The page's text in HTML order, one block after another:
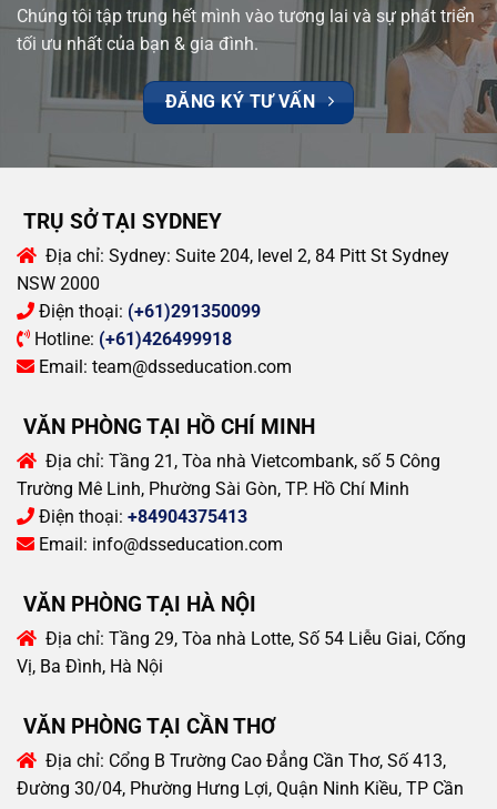
Chúng tôi tập trung hết mình vào tương lai và sự phát triển
tối ưu nhất của bạn & gia đình.
ĐĂNG KÝ TƯ VẤN
TRỤ SỞ TẠI SYDNEY
Địa chỉ: Sydney: Suite 204, level 2, 84 Pitt St Sydney
NSW 2000
Điện thoại: (+61)291350099
Hotline: (+61)426499918
Email: team@dsseducation.com
VĂN PHÒNG TẠI HỒ CHÍ MINH
Địa chỉ: Tầng 21, Tòa nhà Vietcombank, số 5 Công
Trường Mê Linh, Phường Sài Gòn, TP. Hồ Chí Minh
Điện thoại: +84904375413
Email: info@dsseducation.com
VĂN PHÒNG TẠI HÀ NỘI
Địa chỉ: Tầng 29, Tòa nhà Lotte, Số 54 Liễu Giai, Cống
Vị, Ba Đình, Hà Nội
VĂN PHÒNG TẠI CẦN THƠ
Địa chỉ: Cổng B Trường Cao Đẳng Cần Thơ, Số 413,
Đường 30/04, Phường Hưng Lợi, Quận Ninh Kiều, TP Cần